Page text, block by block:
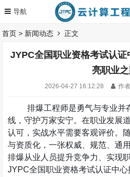
首页 > 新闻动态 正文
JYPC全国职业资格考试认
亮职业
2026-04-27 16:12:28 作
排爆工程师是勇气与专业并
线，守护万家安宁。在职业发展
认可，实战水平需要客观评价。
与资质化，一张权威、规范、通
排爆从业人员提升竞争力、实现
JYPC全国职业资格考试认证中